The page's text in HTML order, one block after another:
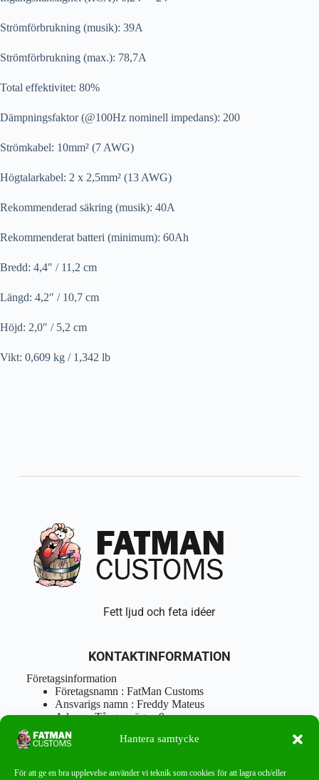
Hantera samtycke
För att ge en bra upplevelse använder vi teknik som cookies för att lagra och/eller
Strömförbrukning (musik): 39A
Strömförbrukning (max.): 78,7A
Total effektivitet: 80%
Dämpningsfaktor (@100Hz nominell impedans): 200
Strömkabel: 10mm² (7 AWG)
Högtalarkabel: 2 x 2,5mm² (13 AWG)
Rekommenderad säkring (musik): 40A
Rekommenderat batteri (minimum): 60Ah
Bredd: 4,4″ / 11,2 cm
Längd: 4,2″ / 10,7 cm
Höjd: 2,0″ / 5,2 cm
Vikt: 0,609 kg / 1,342 lb
Fett ljud och feta idéer
KONTAKTINFORMATION
Företagsinformation
Företagsnamn : FatMan Customs
Ansvarigs namn : Freddy Mateus
Adress : Tångenvägen 9
Postnr : 417 46 Göteborg
Tel : 0762919666
info@fatmancustoms.se